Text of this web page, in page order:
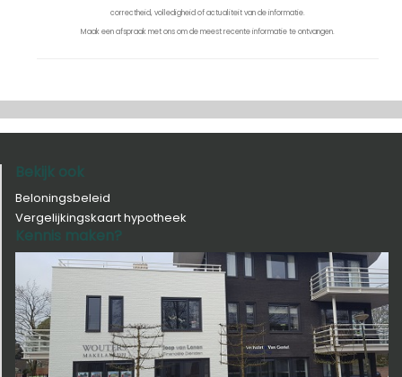
correctheid, volledigheid of actualiteit van de informatie.
Maak een afspraak met ons om de meest recente informatie te ontvangen.
Bekijk ook
Beloningsbeleid
Vergelijkingskaart hypotheek
Kennis maken?